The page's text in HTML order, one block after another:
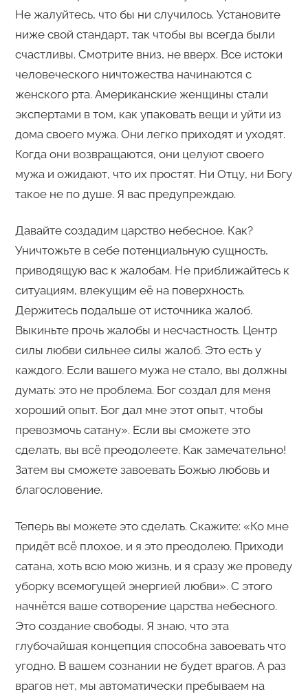
Не жалуйтесь, что бы ни случилось. Установите
ниже свой стандарт, так чтобы вы всегда были
счастливы. Смотрите вниз, не вверх. Все истоки
человеческого ничтожества начинаются с
женского рта. Американские женщины стали
экспертами в том, как упаковать вещи и уйти из
дома своего мужа. Они легко приходят и уходят.
Когда они возвращаются, они целуют своего
мужа и ожидают, что их простят. Ни Отцу, ни Богу
такое не по душе. Я вас предупреждаю.
Давайте создадим царство небесное. Как?
Уничтожьте в себе потенциальную сущность,
приводящую вас к жалобам. Не приближайтесь к
ситуациям, влекущим её на поверхность.
Держитесь подальше от источника жалоб.
Выкиньте прочь жалобы и несчастность. Центр
силы любви сильнее силы жалоб. Это есть у
каждого. Если вашего мужа не стало, вы должны
думать: это не проблема. Бог создал для меня
хороший опыт. Бог дал мне этот опыт, чтобы
превозмочь сатану». Если вы сможете это
сделать, вы всё преодолеете. Как замечательно!
Затем вы сможете завоевать Божью любовь и
благословение.
Теперь вы можете это сделать. Скажите: «Ко мне
придёт всё плохое, и я это преодолею. Приходи
сатана, хоть всю мою жизнь, и я сразу же проведу
уборку всемогущей энергией любви». С этого
начнётся ваше сотворение царства небесного.
Это создание свободы. Я знаю, что эта
глубочайшая концепция способна завоевать что
угодно. В вашем сознании не будет врагов. А раз
врагов нет, мы автоматически пребываем на